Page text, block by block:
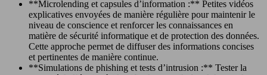
**Microlending et capsules d’information :** Petites vidéos
explicatives envoyées de manière régulière pour maintenir le
niveau de conscience et renforcer les connaissances en
matière de sécurité informatique et de protection des données.
Cette approche permet de diffuser des informations concises
et pertinentes de manière continue.
**Simulations de phishing et tests d’intrusion :** Tester la